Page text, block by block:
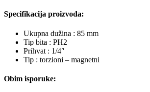
Specifikacija proizvoda:
Ukupna dužina : 85 mm
Tip bita : PH2
Prihvat : 1/4″
Tip : torzioni – magnetni
Obim isporuke: